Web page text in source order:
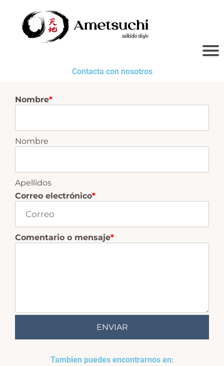
Contacta con nosotros
Nombre*
Nombre
Apellidos
Correo electrónico*
Comentario o mensaje*
ENVIAR
Tambien puedes encontrarnos en: